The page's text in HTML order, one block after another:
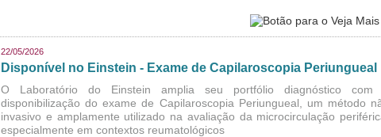
22/05/2026
Disponível no Einstein - Exame de Capilaroscopia Periungueal
O Laboratório do Einstein amplia seu portfólio diagnóstico com
disponibilização do exame de Capilaroscopia Periungueal, um método
invasivo e amplamente utilizado na avaliação da microcirculação
especialmente em contextos reumatológicos